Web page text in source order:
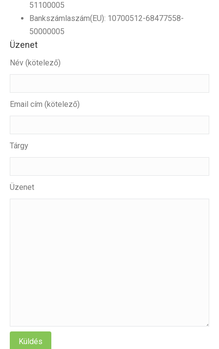
51100005
Bankszámlaszám(EU): 10700512-68477558-
50000005
Üzenet
Név (kötelező)
Email cím (kötelező)
Tárgy
Üzenet